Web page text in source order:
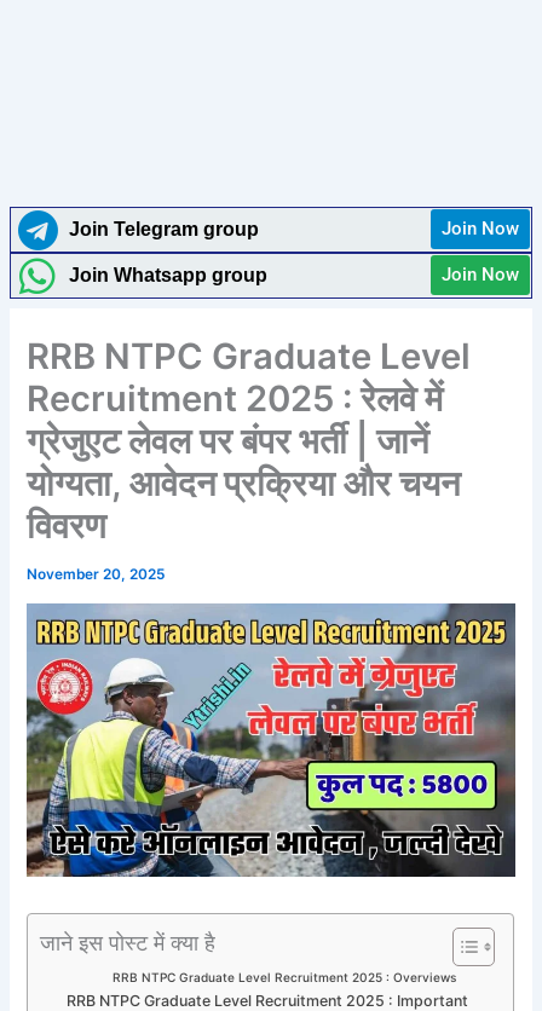
Join Telegram group Join Now
Join Whatsapp group Join Now
RRB NTPC Graduate Level
Recruitment 2025 : रेलवे में
ग्रेजुएट लेवल पर बंपर भर्ती | जानें
योग्यता, आवेदन प्रक्रिया और चयन
विवरण
November 20, 2025
जाने इस पोस्ट में क्या है
RRB NTPC Graduate Level Recruitment 2025 : Overviews
RRB NTPC Graduate Level Recruitment 2025 : Important